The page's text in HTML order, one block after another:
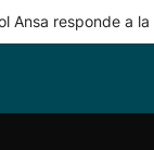
Ansa responde a